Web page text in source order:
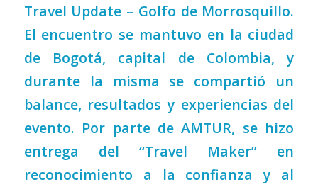
Travel Update – Golfo de Morrosquillo.
El encuentro se mantuvo en la ciudad
de Bogotá, capital de Colombia, y
durante la misma se compartió un
balance, resultados y experiencias del
evento. Por parte de AMTUR, se hizo
entrega del “Travel Maker” en
reconocimiento a la confianza y al